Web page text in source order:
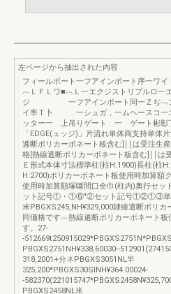
左ページから抽出された内容
フィールボート一フアインポート序一ワ
︹ＬＦＬワ■︹Ｌ一エクジストリプルロ一
ジ 一フアインポート同一Ｚぢ﹁
イ率Ｔ卜 一シュガ，一ムヘースコ一
ッター一 上吊りゲート 一 ゲート彬彰
「EDGE(ェッジ)」片流れ単体両支持単体
逓断ポリカーボネート板含む]￨￨は受注生
格[熱線遮断ポリカーボネート板含む]￨￨は
Ｅ形式本体寸法標準柱(柱H:1900)長柱(柱
H:2700)ポリカーボネート板使用時加算額
使用時加算額塚噺間口全巾(柱内)奥行セ
ット記号①・①⑥"②セット記号①②①③単
米PBGXS245,NH¥329,000隷線遣断ポリカ
同価格です︹熱線遁断ポリカーボネート
す。27-
-
PBGXS2751NH¥338,60030--
318,2001+分ネPBGXS3051NL半
325,200*PBGXS30SlNH¥364.00024-
-
PBGXS2458NL米